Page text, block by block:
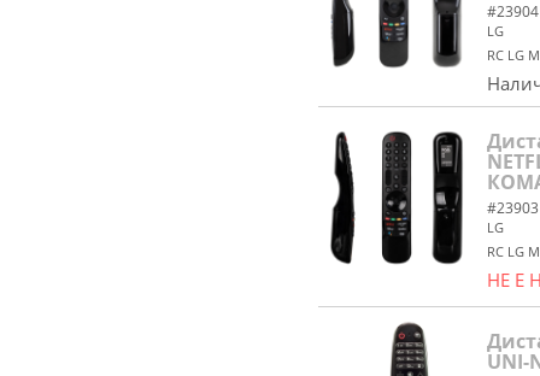
#23904
LG
RC LG
#23903
LG
RC LG
НЕ Е
UNI-